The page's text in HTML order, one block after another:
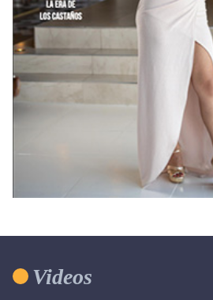
Videos